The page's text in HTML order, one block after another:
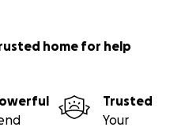
home for help
Trusted
Your